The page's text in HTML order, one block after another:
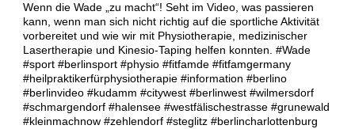
Wenn die Wade „zu macht“! Seht im Video, was passieren
kann, wenn man sich nicht richtig auf die sportliche Aktivität
vorbereitet und wie wir mit Physiotherapie, medizinischer
Lasertherapie und Kinesio-Taping helfen konnten. #Wade
#sport #berlinsport #physio #fitfamde #fitfamgermany
#heilpraktikerfürphysiotherapie #information #berlino
#berlinvideo #kudamm #citywest #berlinwest #wilmersdorf
#schmargendorf #halensee #westfälischestrasse #grunewald
#kleinmachnow #zehlendorf #steglitz #berlincharlottenburg